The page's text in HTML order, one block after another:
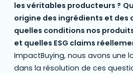
les véritables producteurs ?
origine des ingrédients et des
quelles conditions nos
et quelles ESG claims
ImpactBuying, nous avons une
dans la résolution de ces